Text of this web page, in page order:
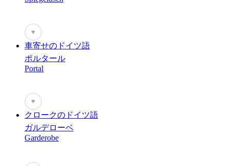
♥
車寄せのドイツ語
ポルタール
Portal
♥
クロークのドイツ語
ガルデローベ
Garderobe